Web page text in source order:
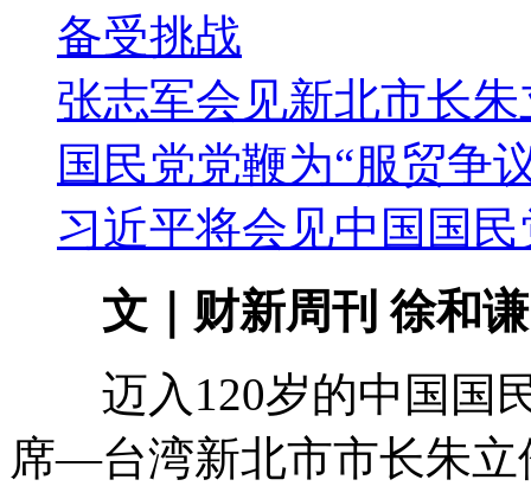
备受挑战
张志军会见新北市长朱
国民党党鞭为“服贸争
习近平将会见中国国
文｜财新周刊 徐和谦
迈入120岁的中国国民
席—台湾新北市市长朱立